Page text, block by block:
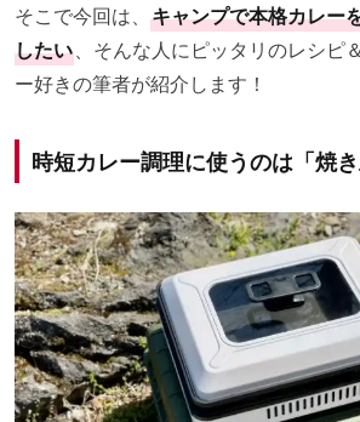
そこで今回は、 キャンプで本格カレー
したい、そんな人にピッタリのレシピ
ー好きの筆者が紹介します！
時短カレー調理に使うのは「焼